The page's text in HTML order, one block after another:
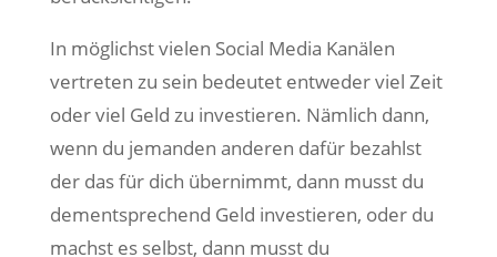
In möglichst vielen Social Media Kanälen
vertreten zu sein bedeutet entweder viel Zeit
oder viel Geld zu investieren. Nämlich dann,
wenn du jemanden anderen dafür bezahlst
der das für dich übernimmt, dann musst du
dementsprechend Geld investieren, oder du
machst es selbst, dann musst du